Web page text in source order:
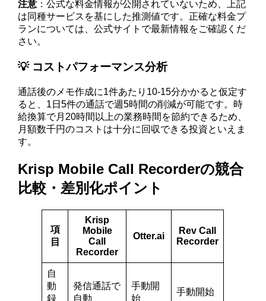
注意 ：公式な料金情報が公開されていないため、上記
は同種サービスを基にした推測値です。正確な料金プ
ランについては、公式サイトで最新情報をご確認くだ
さい。
💡 コストパフォーマンス分析
通話後のメモ作成に1件あたり10-15分かかると仮定す
ると、1日5件の通話で週5時間の削減が可能です。時
給換算で月20時間以上の業務時間を節約できるため、
月額数千円のコストは十分に回収できる投資といえま
す。
Krisp Mobile Call Recorderの競合
比較・差別化ポイント
項
目
Krisp
Mobile
Call
Recorder
Otter.ai
Rev Call
Recorder
自
動
録
発信通話で
自動
手動開
始
手動開始